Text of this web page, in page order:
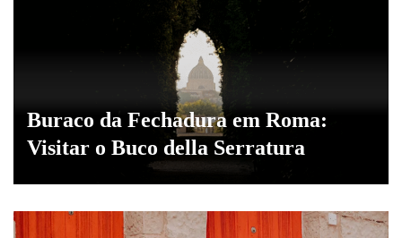
Buraco da Fechadura em Roma:
Visitar o Buco della Serratura